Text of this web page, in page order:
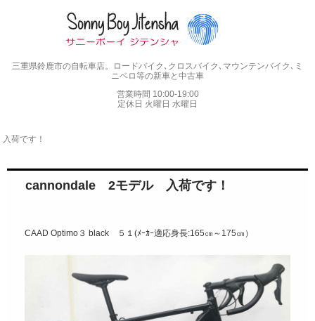
三重県鈴鹿市の自転車店。ロードバイク､クロスバイク､マウンテンバイク､ミ
ニベロ等の新車と中古車
営業時間 10:00-19:00
定休日 火曜日 水曜日
荷です！
cannondale 2モデル 入荷です！
CAAD Optimo３ black ５１(ﾒｰｶｰ適応身長:165㎝～175㎝）